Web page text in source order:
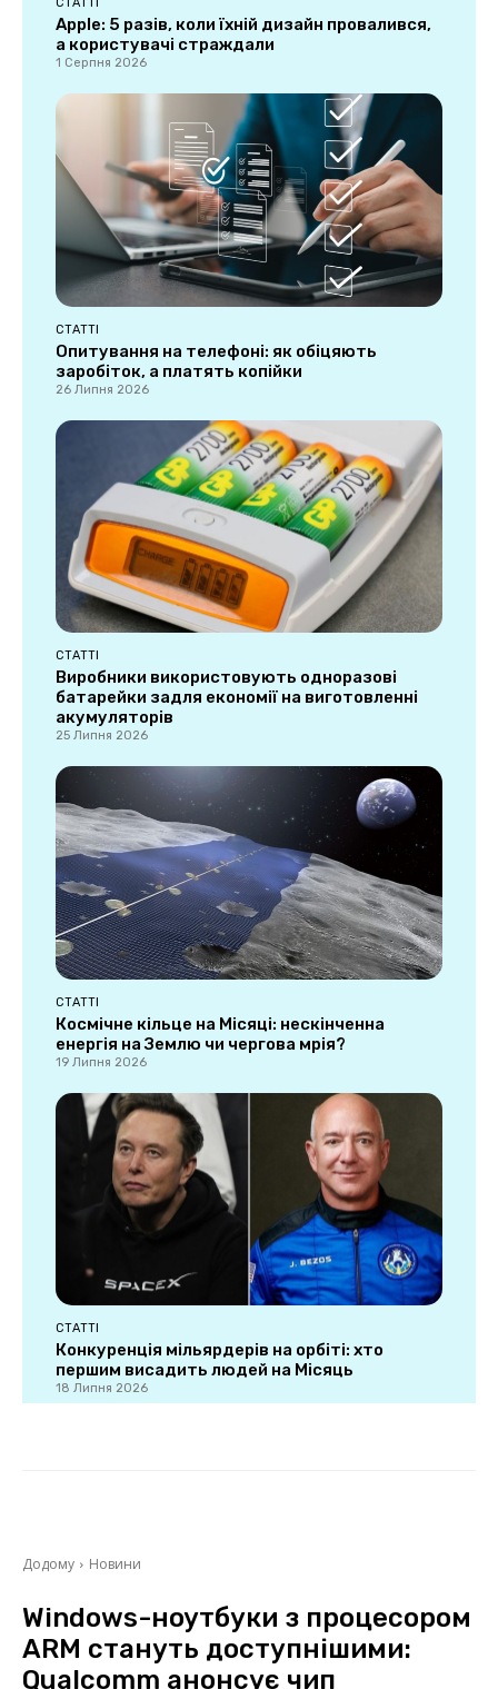
СТАТТІ
Apple: 5 разів, коли їхній дизайн провалився,
а користувачі страждали
1 Серпня 2026
СТАТТІ
Опитування на телефоні: як обіцяють
заробіток, а платять копійки
26 Липня 2026
СТАТТІ
Виробники використовують одноразові
батарейки задля економії на виготовленні
акумуляторів
25 Липня 2026
СТАТТІ
Космічне кільце на Місяці: нескінченна
енергія на Землю чи чергова мрія?
19 Липня 2026
СТАТТІ
Конкуренція мільярдерів на орбіті: хто
першим висадить людей на Місяць
18 Липня 2026